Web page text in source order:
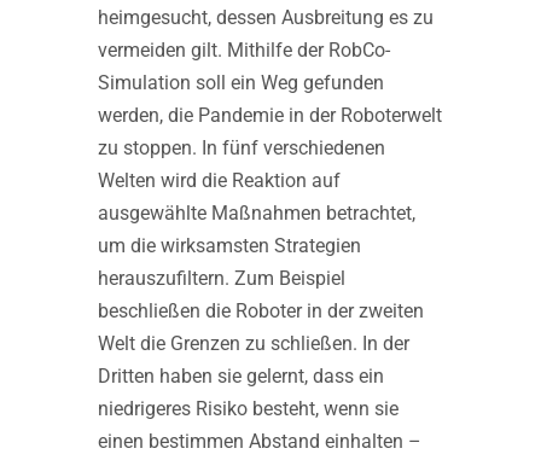
heimgesucht, dessen Ausbreitung es zu
vermeiden gilt. Mithilfe der RobCo-
Simulation soll ein Weg gefunden
werden, die Pandemie in der Roboterwelt
zu stoppen. In fünf verschiedenen
Welten wird die Reaktion auf
ausgewählte Maßnahmen betrachtet,
um die wirksamsten Strategien
herauszufiltern. Zum Beispiel
beschließen die Roboter in der zweiten
Welt die Grenzen zu schließen. In der
Dritten haben sie gelernt, dass ein
niedrigeres Risiko besteht, wenn sie
einen bestimmen Abstand einhalten –